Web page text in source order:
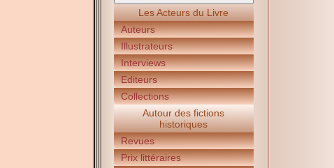
Les Acteurs du Livre
Auteurs
Illustrateurs
Interviews
Editeurs
Collections
Autour des fictions
historiques
Revues
Prix littéraires